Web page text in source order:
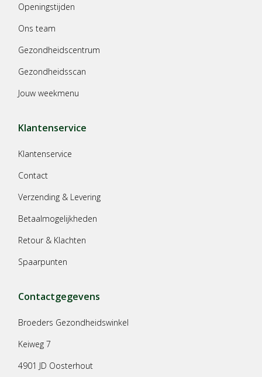
Openingstijden
Ons team
Gezondheidscentrum
Gezondheidsscan
Jouw weekmenu
Klantenservice
Klantenservice
Contact
Verzending & Levering
Betaalmogelijkheden
Retour & Klachten
Spaarpunten
Contactgegevens
Broeders Gezondheidswinkel
Keiweg 7
4901 JD Oosterhout